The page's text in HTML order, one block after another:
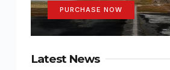
PURCHASE NOW
Latest News